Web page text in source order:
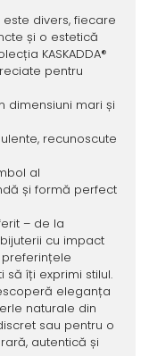
divers, fiecare
și o estetică
KASKADDA®
pentru
dimensiuni mari și
recunoscute
al
și formă perfect
– de la
cu impact
îți exprimi stilul.
eleganța
naturale din
sau pentru o
autentică și